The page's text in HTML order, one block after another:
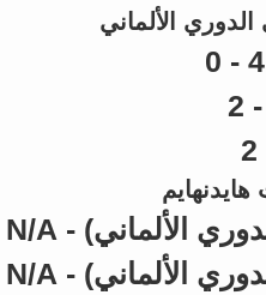
الألماني
هايدنهايم